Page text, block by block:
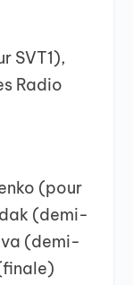
SVT1),
Radio
(pour
(demi-
(demi-